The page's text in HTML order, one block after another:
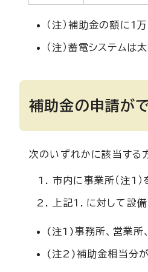
（注）補助金の額に1
（注）蓄電システムは
補助金の申請が
次のいずれかに該当する
市内に事業所（注1
上記1．に対して設
(注1)事務所、営業所
(注2)補助金相当分が